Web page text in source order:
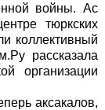
войны. Ас
тюркских
коллективный
рассказала
организации
аксакалов,